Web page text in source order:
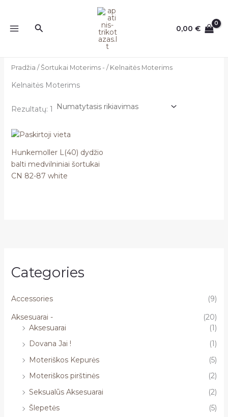
turinio
Paieška 0,00€
Categories
Accessories
(9)
Aksesuarai -
(20)
Aksesuarai
(1)
Dovana Jai !
(1)
Moteriškos Kepurės
(5)
Moteriškos pirštinės
(2)
Seksualūs Aksesuarai
(2)
Šlepetės
(5)
Pradžia /Šortukai Moterims - / Kelnaitės Moterims
Kelnaitės Moterims
Rezultatų: 1
Hunkemoller L(40) dydžio
balti medvilniniai šortukai
CN 82-87 white